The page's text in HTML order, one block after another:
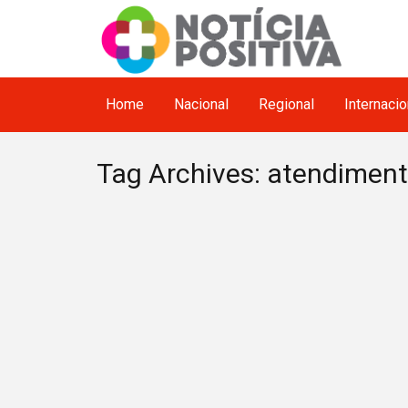
Home Nacional Regional
Tag Archives: